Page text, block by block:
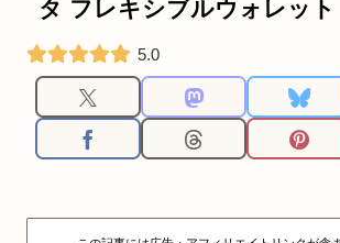
タ フレキシブルウォレット
5.0